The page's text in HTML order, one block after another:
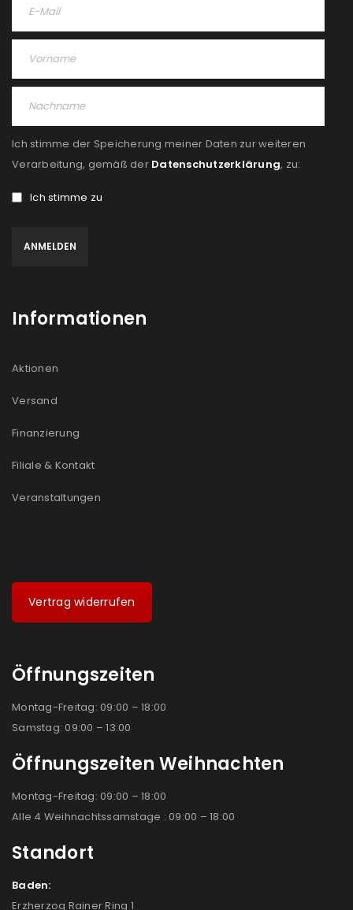
Ich stimme der Speicherung meiner Daten zur weiteren
Verarbeitung, gemäß der Datenschutzerklärung, zu:
Ich stimme zu
Informationen
Aktionen
Versand
Finanzierung
Filiale & Kontakt
Veranstaltungen
Vertrag widerrufen
Öffnungszeiten
Montag-Freitag: 09:00 – 18:00
Samstag: 09:00 – 13:00
Öffnungszeiten Weihnachten
Montag-Freitag: 09:00 – 18:00
Alle 4 Weihnachtssamstage : 09:00 – 18:00
Standort
Baden:
Erzherzog Rainer Ring 1